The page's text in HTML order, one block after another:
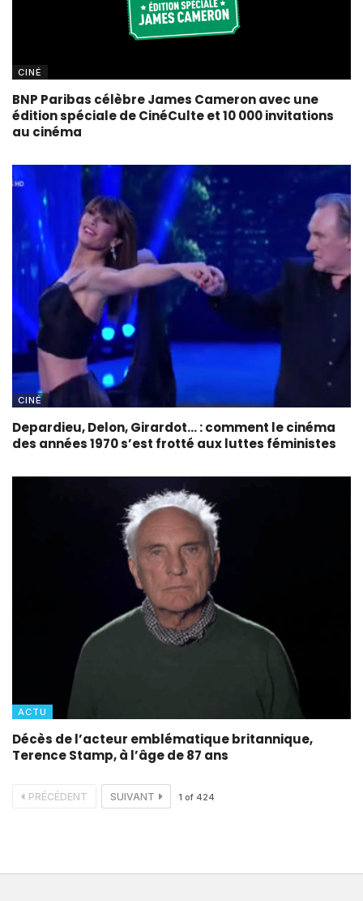
CINÉ
BNP Paribas célèbre James Cameron avec une
édition spéciale de CinéCulte et 10 000 invitations
au cinéma
CINÉ
Depardieu, Delon, Girardot… : comment le cinéma
des années 1970 s’est frotté aux luttes féministes
ACTU
Décès de l’acteur emblématique britannique,
Terence Stamp, à l’âge de 87 ans
PRÉCÉDENT SUIVANT 1 of 424